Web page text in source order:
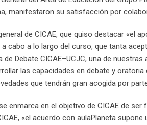
manifestaron su satisfacción por
de CICAE, que quiso destacar «el
cabo a lo largo del curso, que tanta
Debate CICAE–UCJC, una de nuestras
las capacidades en debate y oratoria
que tendrán gran acogida por
enmarca en el objetivo de CICAE de
«el acuerdo con aulaPlaneta